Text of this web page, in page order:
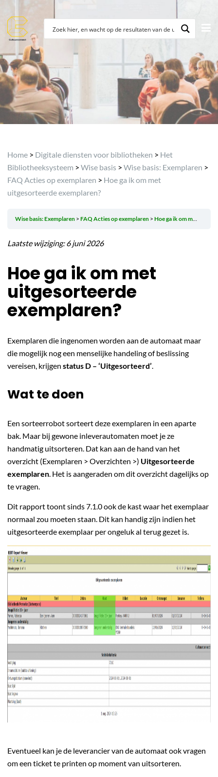
Archief
Home > Digitale diensten voor bibliotheken > Het
Bibliotheeksysteem > Wise basis > Wise basis: Exemplaren >
FAQ Acties op exemplaren > Hoe ga ik om met
uitgesorteerde exemplaren?
Wise basis: Exemplaren FAQ Acties op exemplaren Hoe ga ik om met uitgesorteerde exemplaren?
Laatste wijziging: 6 juni 2026
Hoe ga ik om met
uitgesorteerde
exemplaren?
Exemplaren die ingenomen worden aan de automaat maar
die mogelijk nog een menselijke handeling of beslissing
vereisen, krijgen status D – ‘Uitgesorteerd’.
Wat te doen
Een sorteerrobot sorteert deze exemplaren in een aparte
bak. Maar bij gewone inleverautomaten moet je ze
handmatig uitsorteren. Dat kan aan de hand van het
overzicht (Exemplaren > Overzichten >) Uitgesorteerde
exemplaren. Het is aangeraden om dit overzicht dagelijks op
te vragen.
Dit rapport toont sinds 7.1.0 ook de kast waar het exemplaar
normaal zou moeten staan. Dit kan handig zijn indien het
uitgesorteerde exemplaar per ongeluk al terug gezet is.
Eventueel kan je de leverancier van de automaat ook vragen
om een ticket te printen op moment van uitsorteren.